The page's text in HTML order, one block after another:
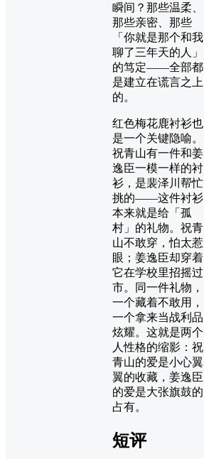
瞬间？那些温柔、
那些亲密、那些
「你就是那个和我
聊了三年天的人」
的笃定——全部都
是建立在谎言之上
的。
红色梅花鹿衬衫也
是一个关键隐喻。
祝青山有一件和姜
逸臣一模一样的衬
衫，是裴泽川帮忙
挑的——这件衬衫
本来就是给「孤
村」的礼物。祝青
山不敢穿，怕太惹
眼；姜逸臣却穿着
它在学校里招摇过
市。同一件礼物，
一个藏着不敢用，
一个拿来当战利品
炫耀。这就是两个
人性格的缩影：祝
青山的爱是小心翼
翼的收藏，姜逸臣
的爱是大张旗鼓的
占有。
短评